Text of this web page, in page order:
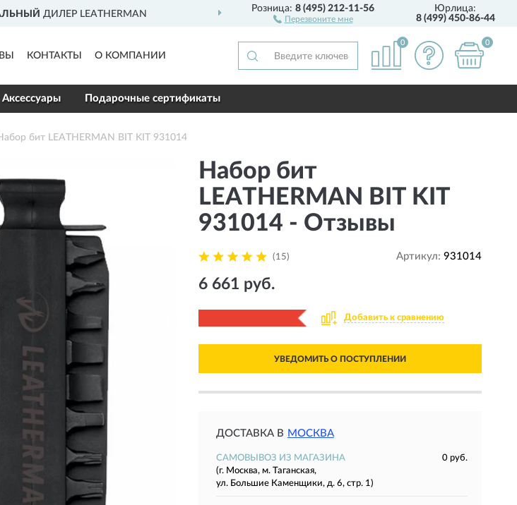
LEATHERMAN ДОСТАВИМПО ВСЕЙ РОССИИ
Розница:8 (495) 212-11-56
Перезвоните мне
Юрлица:
8 (499) 450-86-44
КОНТАКТЫ О КОМПАНИИ
0 0
Аксессуары Подарочные сертификаты
бит LEATHERMAN BIT KIT 931014
Набор бит
LEATHERMAN BIT KIT
931014 - Отзывы
(15) Артикул: 931014
6 661 руб.
Добавить к сравнению
УВЕДОМИТЬ О ПОСТУПЛЕНИИ
ДОСТАВКА В МОСКВА
САМОВЫВОЗ ИЗ МАГАЗИНА
0 руб.
(г. Москва, м. Таганская,
ул. Большие Каменщики, д. 6, стр. 1)